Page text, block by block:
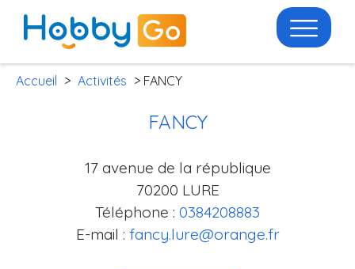
Accueil > Activités > FANCY
FANCY
17 avenue de la république
70200 LURE
Téléphone : 0384208883
E-mail : fancy.lure@orange.fr